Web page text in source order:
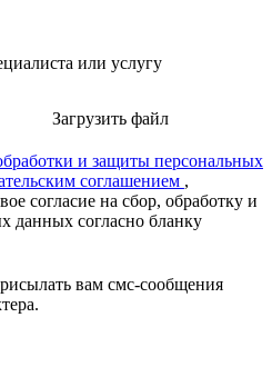
или услугу
Загрузить файл
и защиты персональных
соглашением ,
согласие на сбор, обработку и
данных согласно бланку
вам смс-сообщения